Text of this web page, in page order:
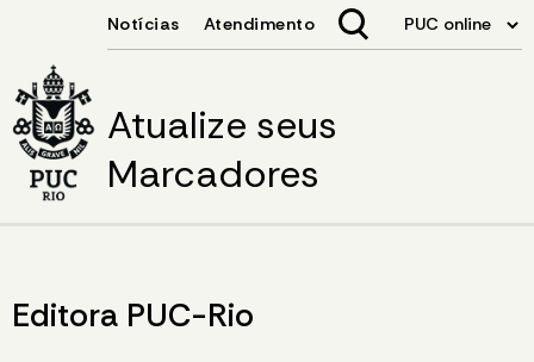
Atualize seus
Marcadores
Editora PUC-Rio